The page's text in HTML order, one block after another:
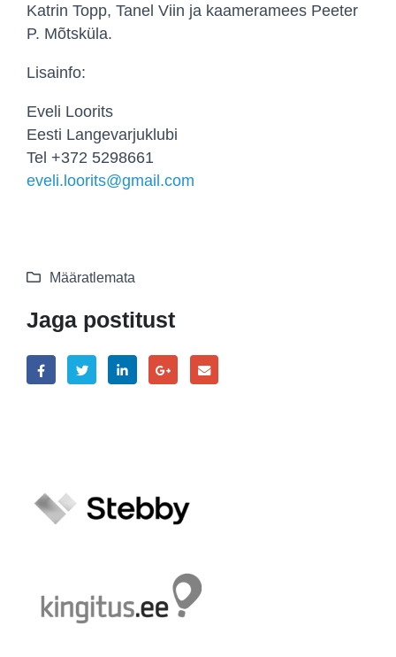
Katrin Topp, Tanel Viin ja kaameramees Peeter
P. Mõtsküla.
Lisainfo:
Eveli Loorits
Eesti Langevarjuklubi
Tel +372 5298661
eveli.loorits@gmail.com
Määratlemata
Jaga postitust